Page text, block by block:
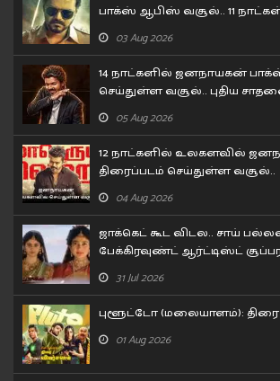
பாக்ஸ் ஆபிஸ் வசூல்.. 11
03 Aug 2026
14 நாட்களில் ஜனநாயகன்
செய்துள்ள வசூல்.. புதிய
05 Aug 2026
12 நாட்களில் உலகளவில்
திரைப்படம் செய்துள்ள வசூல்..
04 Aug 2026
ஜாக்கெட் கூட விடல.. சாய்
பேக்கிரவுண்ட் ஆர்ட்டிஸ்ட்
டிரைலர் சர்ச்சை!
31 Jul 2026
புளூட்டோ (மலையாளம்):
01 Aug 2026